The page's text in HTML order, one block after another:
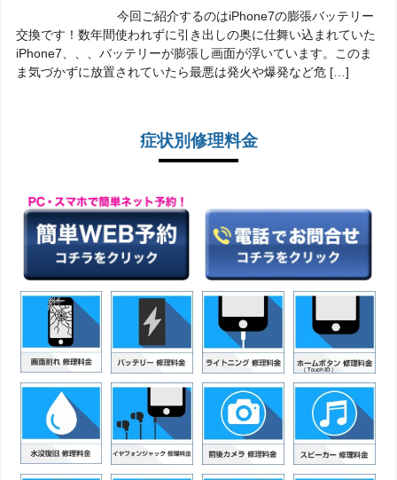
今回ご紹介するのはiPhone7の膨張バッテリー
交換です！数年間使われずに引き出しの奥に仕舞い込まれていた
iPhone7、、、バッテリーが膨張し画面が浮いています。このま
ま気づかずに放置されていたら最悪は発火や爆発など危 […]
症状別修理料金